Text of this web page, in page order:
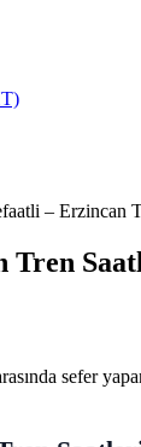
– Erzincan
Tren
sefer